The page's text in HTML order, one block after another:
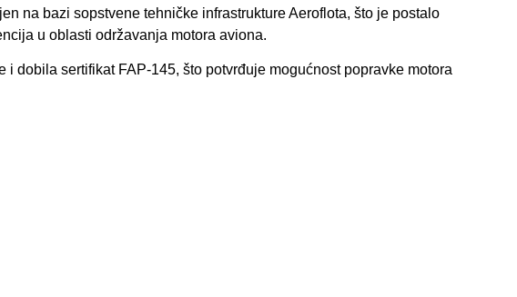
na bazi sopstvene tehničke infrastrukture Aeroflota, što je postalo
u oblasti održavanja motora aviona.
dobila sertifikat FAP-145, što potvrđuje mogućnost popravke motora